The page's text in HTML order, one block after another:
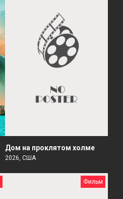
Дом на проклятом холме
2026, США
Фильм